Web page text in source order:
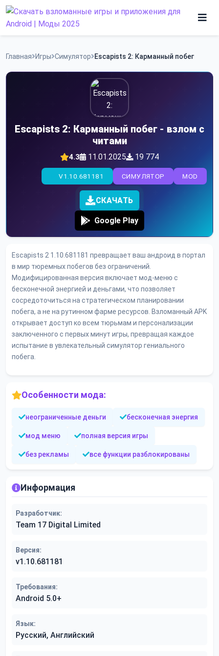
Skip
Программы
Главная Игры Симулятор Escapists 2: Карманный побег
Escapists 2: Карманный побег - взлом с
читами
4.3 11.01.2025 19 774
MOD
СИМУЛЯТОР
V1.10.681181
СКАЧАТЬ
Google Play
Escapists 2 1.10.681181 превращает ваш андроид в портал
в мир тюремных побегов без ограничений.
Модифицированная версия включает мод-меню с
бесконечной энергией и деньгами, что позволяет
сосредоточиться на стратегическом планировании
побега, а не на рутинном фарме ресурсов. Взломанный APK
открывает доступ ко всем тюрьмам и персонализации
заключенного с первых минут игры, превращая каждое
испытание в увлекательный симулятор гениального
побега.
Особенности мода:
неограниченные деньги бесконечная энергия
мод меню полная версия игры
без рекламы все функции разблокированы
Информация
Разработчик:
Team 17 Digital Limited
Версия:
v1.10.681181
Требования:
Android 5.0+
Язык:
Русский, Английский